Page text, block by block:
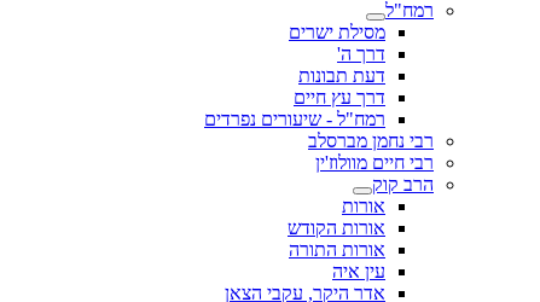
רמח"ל
מסילת ישרים
דרך ה'
דעת תבונות
דרך עץ חיים
רמח"ל - שיעורים נפרדים
רבי נחמן מברסלב
רבי חיים מוולוז'ין
הרב קוק
אורות
אורות הקודש
אורות התורה
עין איה
אדר היקר, עקבי הצאן